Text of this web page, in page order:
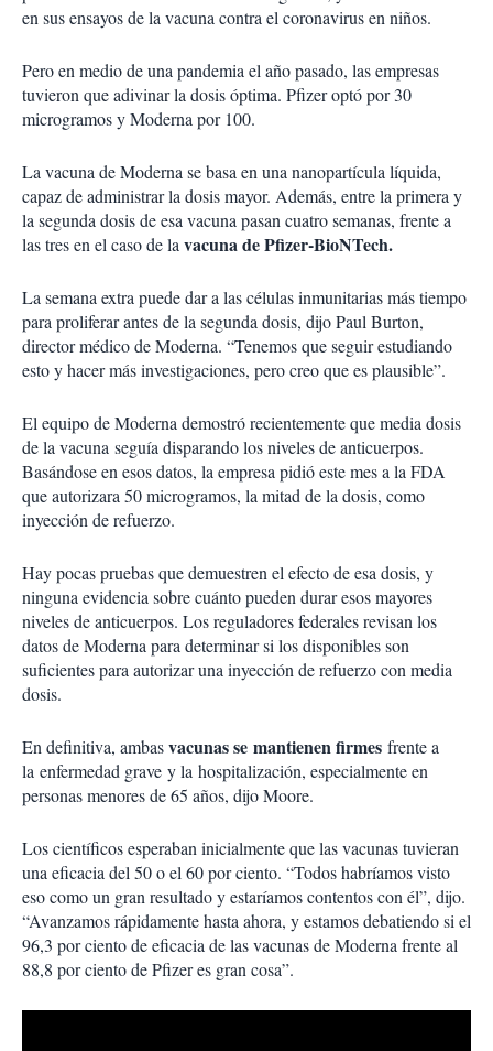
en sus ensayos de la vacuna contra el coronavirus en niños.
Pero en medio de una pandemia el año pasado, las empresas
tuvieron que adivinar la dosis óptima. Pfizer optó por 30
microgramos y Moderna por 100.
La vacuna de Moderna se basa en una nanopartícula líquida,
capaz de administrar la dosis mayor. Además, entre la primera y
la segunda dosis de esa vacuna pasan cuatro semanas, frente a
las tres en el caso de lavacuna de Pfizer-BioNTech.
La semana extra puede dar a las células inmunitarias más tiempo
para proliferar antes de la segunda dosis, dijo Paul Burton,
director médico de Moderna. “Tenemos que seguir estudiando
esto y hacer más investigaciones, pero creo que es plausible”.
El equipo de Moderna demostró recientemente que media dosis
de la vacuna seguía disparando los niveles de anticuerpos.
Basándose en esos datos, la empresa pidió este mes a la FDA
que autorizara 50 microgramos, la mitad de la dosis, como
inyección de refuerzo.
Hay pocas pruebas que demuestren el efecto de esa dosis, y
ninguna evidencia sobre cuánto pueden durar esos mayores
niveles de anticuerpos. Los reguladores federales revisan los
datos de Moderna para determinar si los disponibles son
suficientes para autorizar una inyección de refuerzo con media
dosis.
En definitiva, ambasvacunas se mantienen firmes frente a
la enfermedad grave y la hospitalización, especialmente en
personas menores de 65 años, dijo Moore.
Los científicos esperaban inicialmente que las vacunas tuvieran
una eficacia del 50 o el 60 por ciento. “Todos habríamos visto
eso como un gran resultado y estaríamos contentos con él”, dijo.
“Avanzamos rápidamente hasta ahora, y estamos debatiendo si el
96,3 por ciento de eficacia de las vacunas de Moderna frente al
88,8 por ciento de Pfizer es gran cosa”.